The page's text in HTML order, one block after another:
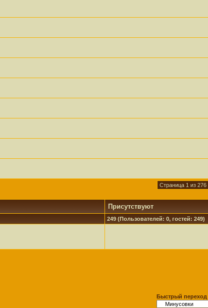
Страница 1 из 276
Присутствуют
249 (Пользователей: 0, гостей: 249)
Быстрый переход